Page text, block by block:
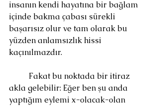
insanın kendi hayatına bir bağlam
içinde bakma çabası sürekli
başarısız olur ve tam olarak bu
yüzden anlamsızlık hissi
kaçınılmazdır.
akla gelebilir: Eğer ben şu anda
yaptığım eylemi x-olacak-olan